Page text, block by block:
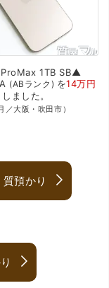
ProMax 1TB SB▲
ABランク を14万円
しました。
／大阪・吹田市）
預かり